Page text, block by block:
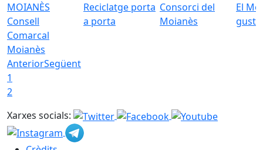
Consell
Comarcal
Moianès
Reciclatge porta
a porta
Consorci del
Moianès
El
gust
AnteriorSegüent
1
2
Xarxes socials: